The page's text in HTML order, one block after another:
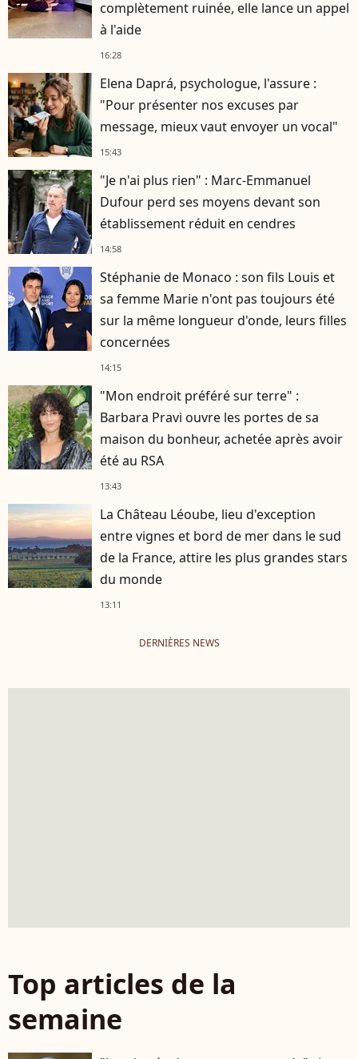
complètement ruinée, elle lance un appel
à l'aide
16:28
Elena Daprá, psychologue, l'assure :
"Pour présenter nos excuses par
message, mieux vaut envoyer un vocal"
15:43
"Je n'ai plus rien" : Marc-Emmanuel
Dufour perd ses moyens devant son
établissement réduit en cendres
14:58
Stéphanie de Monaco : son fils Louis et
sa femme Marie n'ont pas toujours été
sur la même longueur d'onde, leurs filles
concernées
14:15
"Mon endroit préféré sur terre" :
Barbara Pravi ouvre les portes de sa
maison du bonheur, achetée après avoir
été au RSA
13:43
La Château Léoube, lieu d'exception
entre vignes et bord de mer dans le sud
de la France, attire les plus grandes stars
du monde
13:11
DERNIÈRES NEWS
Top articles de la
semaine